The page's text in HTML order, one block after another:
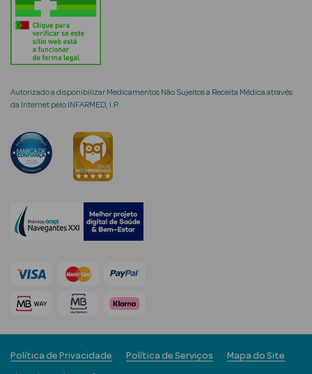
Solares Bebé e
Criança
Rosto e
Cosmética
Rosto
Séruns Faciais
Creme de Olhos
envelhecimento
Autorizado a disponibilizar Medicamentos Não Sujeitos a Receita Médica através
da Internet pelo INFARMED, I.P.
Política de Privacidade Política de Serviços Mapa do Site